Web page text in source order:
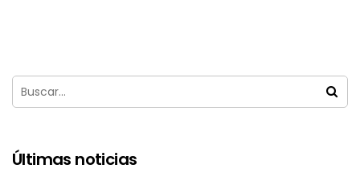
Últimas noticias